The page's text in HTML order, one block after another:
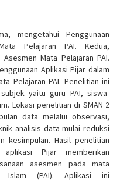
mengetahui Penggunaan
Pelajaran PAI. Kedua,
Mata Pelajaran PAI.
Aplikasi Pijar dalam
Pelajaran PAI. Penelitian ini
yaitu guru PAI, siswa-
Lokasi penelitian di SMAN 2
data melalui observasi,
analisis data mulai reduksi
kesimpulan. Hasil penelitian
Pijar memberikan
asesmen pada mata
Islam (PAI). Aplikasi ini